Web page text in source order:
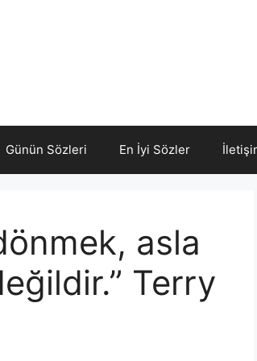
Günün Sözleri En İyi Sözler
asla
Terry